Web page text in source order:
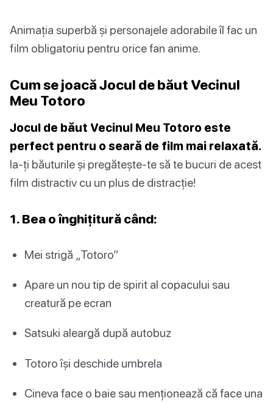
Animația superbă și personajele adorabile îl fac un
film obligatoriu pentru orice fan anime.
Cum se joacă Jocul de băut Vecinul
Meu Totoro
Jocul de băut Vecinul Meu Totoro este
perfect pentru o seară de film mai relaxată.
Ia-ți băuturile și pregătește-te să te bucuri de acest
film distractiv cu un plus de distracție!
1. Bea o înghițitură când:
Mei strigă „Totoro”
Apare un nou tip de spirit al copacului sau
creatură pe ecran
Satsuki aleargă după autobuz
Totoro își deschide umbrela
Cineva face o baie sau menționează că face una